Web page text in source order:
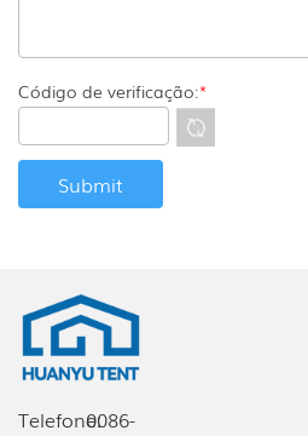
Código de verificação:*
Telefone:0086-